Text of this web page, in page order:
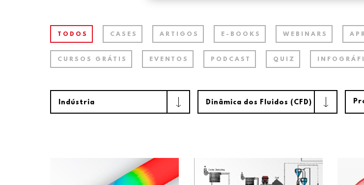
TODOS CASES ARTIGOS E-BOOKS WEBINARS
CURSOS GRÁTIS EVENTOS PODCAST QUIZ
Indústria Dinâmica dos Fluidos (CFD)